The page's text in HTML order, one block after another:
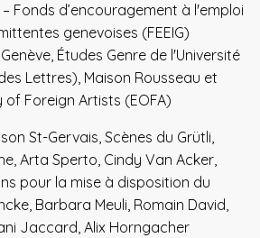
Fonds d’encouragement à l'emploi
genevoises (FEEIG)
Genève, Études Genre de l'Université
Lettres), Maison Rousseau et
Foreign Artists (EOFA)
St-Gervais, Scènes du Grütli,
Arta Sperto, Cindy Van Acker,
pour la mise à disposition du
Barbara Meuli, Romain David,
Jaccard, Alix Horngacher